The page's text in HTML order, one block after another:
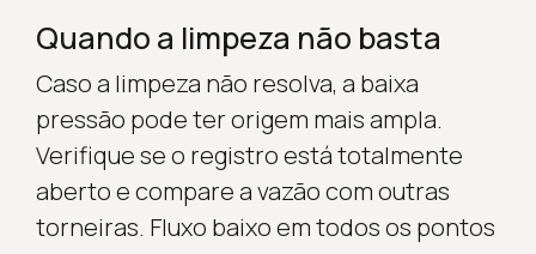
Quando a limpeza não basta
Caso a limpeza não resolva, a baixa
pressão pode ter origem mais ampla.
Verifique se o registro está totalmente
aberto e compare a vazão com outras
torneiras. Fluxo baixo em todos os pontos